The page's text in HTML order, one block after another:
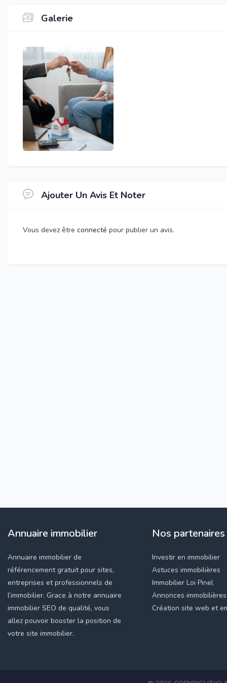
Galerie
Ajouter Un Avis Et Noter
Vous devez être connecté pour publier un avis.
Annuaire immobilier
Annuaire immobilier de
référencement gratuit pour sites,
entreprises et professionnels de
l’immobilier. Grace à notre annuaire
immobilier SEO de qualité, vous
allez pouvoir booster la position de
votre site immobilier.
Nos partenaires
Investir en immobilier
Astuces immobilières
Immobilier Loi Pinel
Annonces immobilières
Création site web et